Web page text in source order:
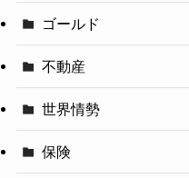
ゴールド
不動産
世界情勢
保険